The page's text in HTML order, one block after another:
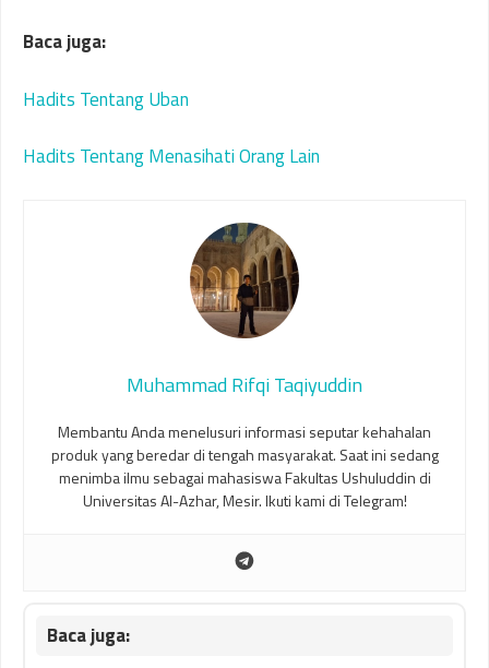
Baca juga:
Hadits Tentang Uban
Hadits Tentang Menasihati Orang Lain
Muhammad Rifqi Taqiyuddin
Membantu Anda menelusuri informasi seputar kehahalan
produk yang beredar di tengah masyarakat. Saat ini sedang
menimba ilmu sebagai mahasiswa Fakultas Ushuluddin di
Universitas Al-Azhar, Mesir. Ikuti kami di Telegram!